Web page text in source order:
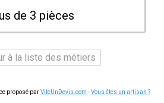
de 3 pièces
à la liste des métiers
proposé parViteUnDevis.com -Vous êtes un artisan ?